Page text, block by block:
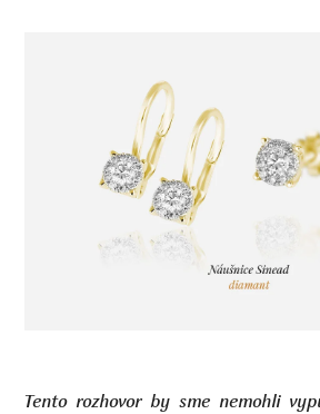
Tento rozhovor by sme nemohli